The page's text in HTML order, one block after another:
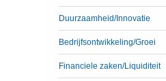
Duurzaamheid/Innovatie
Bedrijfsontwikkeling/Groei
Financiele zaken/Liquiditeit